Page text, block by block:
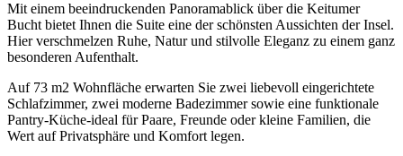
Mit einem beeindruckenden Panoramablick über die Keitumer
Bucht bietet Ihnen die Suite eine der schönsten Aussichten der Insel.
Hier verschmelzen Ruhe, Natur und stilvolle Eleganz zu einem ganz
besonderen Aufenthalt.
Auf 73 m2 Wohnfläche erwarten Sie zwei liebevoll eingerichtete
Schlafzimmer, zwei moderne Badezimmer sowie eine funktionale
Pantry-Küche-ideal für Paare, Freunde oder kleine Familien, die
Wert auf Privatsphäre und Komfort legen.